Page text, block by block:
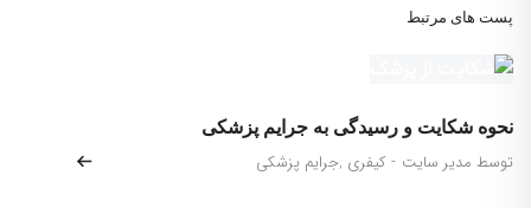
پست های مرتبط
نحوه شکایت و رسیدگی به جرایم پزشکی
توسط مدیر سایت - جرایم پزشکی, کیفری